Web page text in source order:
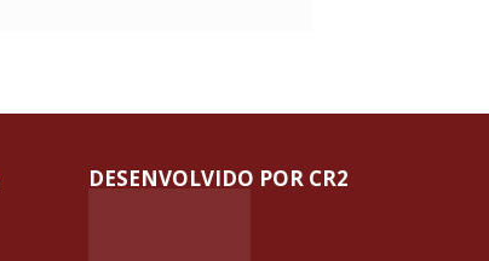
DESENVOLVIDO POR CR2